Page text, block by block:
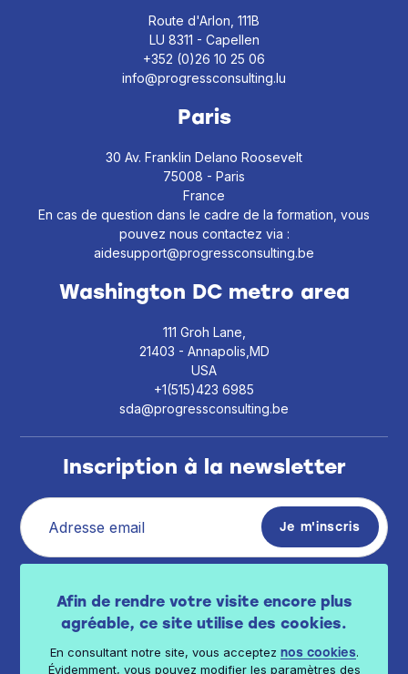
Route d'Arlon, 111B
LU 8311 - Capellen
+352 (0)26 10 25 06
info@progressconsulting.lu
Paris
30 Av. Franklin Delano Roosevelt
75008 - Paris
France
En cas de question dans le cadre de la formation, vous
pouvez nous contactez via :
aidesupport@progressconsulting.be
Washington DC metro area
111 Groh Lane,
21403 - Annapolis,MD
USA
+1(515)423 6985
sda@progressconsulting.be
Inscription à la newsletter
privée disponible ici.
Afin de rendre votre visite encore plus
agréable, ce site utilise des cookies.
En consultant notre site, vous acceptez nos cookies.
Évidemment, vous pouvez modifier les paramètres des